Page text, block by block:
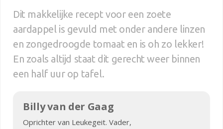
Dit makkelijke recept voor een zoete
aardappel is gevuld met onder andere linzen
en zongedroogde tomaat en is oh zo lekker!
En zoals altijd staat dit gerecht weer binnen
een half uur op tafel.
Billy van der Gaag
Oprichter van Leukegeit. Vader,